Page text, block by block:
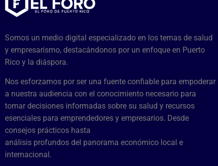
Somos un medio digital especializado en los temas de salud
y empresarismo, destacándonos por un enfoque en Puerto
Rico y la diáspora.
Nos esforzamos por ser una fuente confiable para empoderar
a nuestra audiencia con el conocimiento necesario para
tomar decisiones informadas sobre su salud y recursos
esenciales para emprendedores y empresarios. Desde
consejos prácticos hasta
análisis profundos del panorama económico local e
internacional.